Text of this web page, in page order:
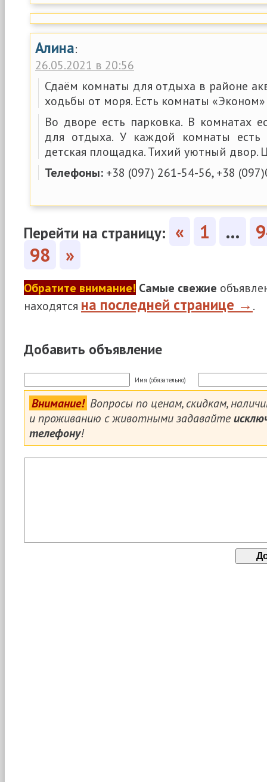
Алина:
26.05.2021 в 20:56
Сдаём комнаты для отдыха в районе
ходьбы от моря. Есть комнаты
Во дворе есть парковка. В комнатах
для отдыха. У каждой комнаты есть
детская площадка. Тихий уютный двор.
Телефоны: +38 (097) 261-54-56, +38
Перейти на страницу: « 1 …
98
»
Обратите внимание! Самые свежие
находятся на последней странице → .
Добавить объявление
Имя (обязательно)
Внимание! Вопросы по ценам, скидкам,
и проживанию с животными задавайте
телефону!